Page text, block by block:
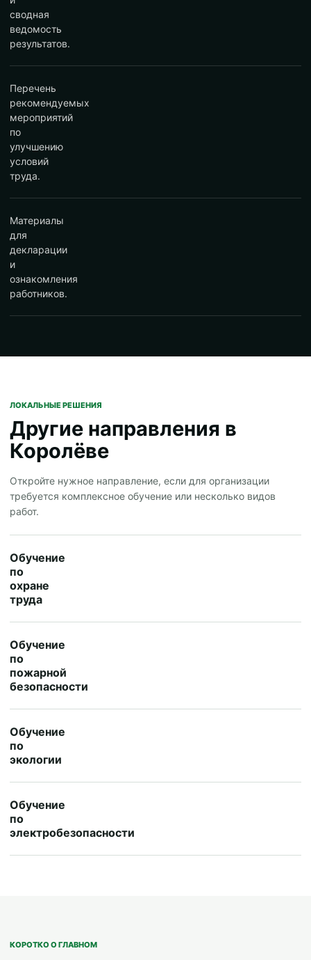
сводная
ведомость
результатов.
Перечень
рекомендуемых
мероприятий
по
улучшению
условий
труда.
Материалы
для
декларации
и
ознакомления
работников.
ЛОКАЛЬНЫЕ РЕШЕНИЯ
Другие направления в
Королёве
Откройте нужное направление, если для организации
требуется комплексное обучение или несколько видов
работ.
Обучение
по
охране
труда
Обучение
по
пожарной
безопасности
Обучение
по
экологии
Обучение
по
электробезопасности
КОРОТКО О ГЛАВНОМ